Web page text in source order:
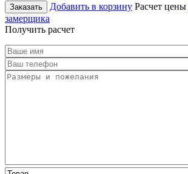
Заказать Добавить в корзину Расчет цены
замерщика
Получить расчет